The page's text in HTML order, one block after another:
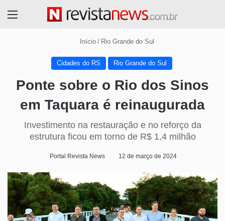
Início / Rio Grande do Sul
Cidades do RS Rio Grande do Sul
Ponte sobre o Rio dos Sinos
em Taquara é reinaugurada
Investimento na restauração e no reforço da
estrutura ficou em torno de R$ 1,4 milhão
Portal Revista News 12 de março de 2024